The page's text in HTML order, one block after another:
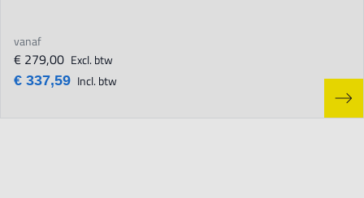
vanaf
€ 337,59 Incl. btw
€ 279,00 Excl. btw